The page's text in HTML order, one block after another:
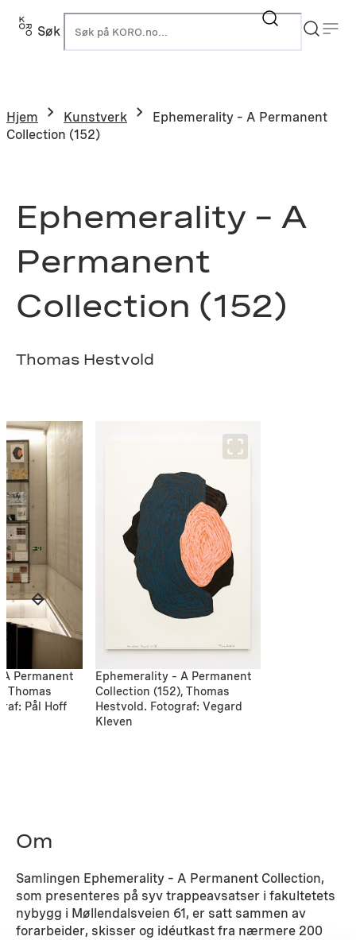
Hopp
Søk
Hjem Kunstverk
Ephemerality – A Permanent
Collection (152)
Ephemerality – A
Permanent
Collection (152)
Thomas Hestvold
Permanent
Thomas
Pål Hoff
Ephemerality – A Permanent
Collection (152), Thomas
Hestvold. Fotograf: Vegard
Kleven
Om
Samlingen Ephemerality – A Permanent Collection,
som presenteres på syv trappeavsatser i fakultetets
nybygg i Møllendalsveien 61, er satt sammen av
forarbeider, skisser og idéutkast fra nærmere 200